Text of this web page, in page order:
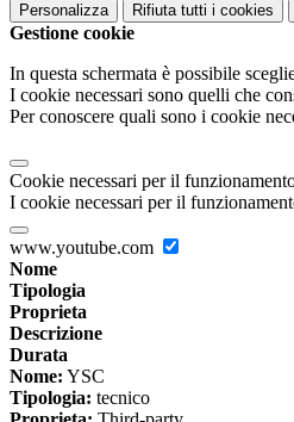
Personalizza Rifiuta tutti i cookies
Gestione cookie
In questa schermata è possibile
I cookie necessari sono quelli che
Per conoscere quali sono i cookie
Cookie necessari per il
I cookie necessari per il
www.youtube.com
Nome
Tipologia
Proprieta
Descrizione
Durata
Nome: YSC
Tipologia: tecnico